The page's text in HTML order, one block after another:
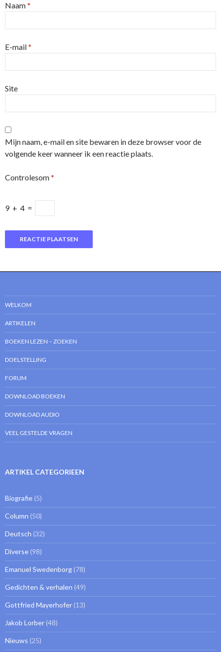
Naam*
E-mail*
Site
Mijn naam, e-mail en site bewaren in deze browser voor de
volgende keer wanneer ik een reactie plaats.
Controlesom*
9 + 4 =
WELKOM
ARTIKELEN
BOEKEN LEZEN – ZOEKEN
DOELSTELLING
FORUM
DOWNLOAD BOEKEN
DOWNLOAD AUDIO
VEEL GESTELDE VRAGEN
ARTIKEL CATEGORIEEN
Biografie (5)
Column (50)
Deutsch (32)
Diverse (98)
Emanuel Swedenborg (78)
Gedichten & verhalen (49)
Gottfried Mayerhofer (13)
Jakob Lorber (48)
Nieuws (25)